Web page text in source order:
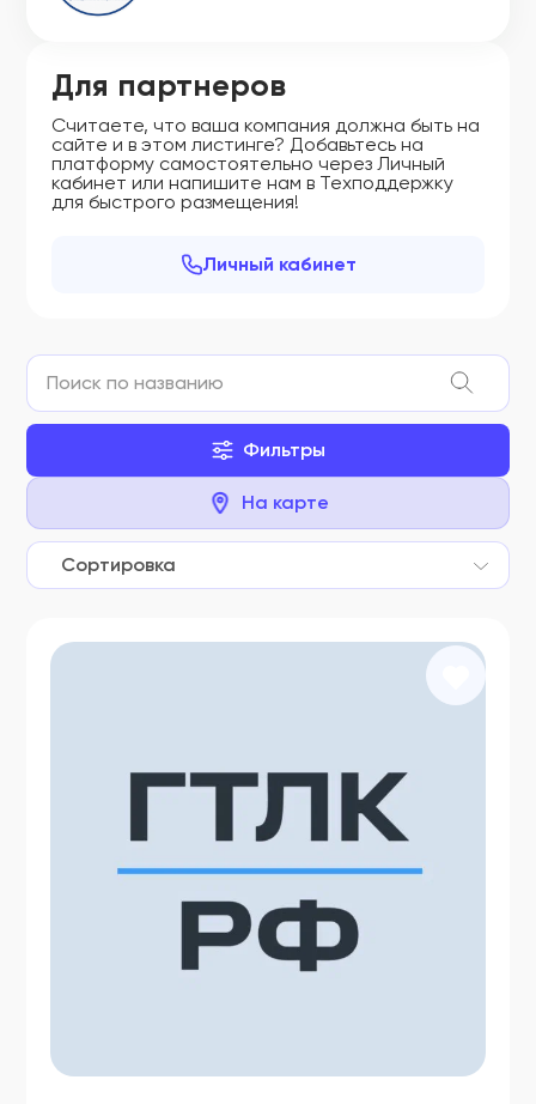
Для партнеров
Считаете, что ваша компания должна быть на
сайте и в этом листинге? Добавьтесь на
платформу самостоятельно через Личный
кабинет или напишите нам в Техподдержку
для быстрого размещения!
Личный кабинет
Фильтры
На карте
Сортировка